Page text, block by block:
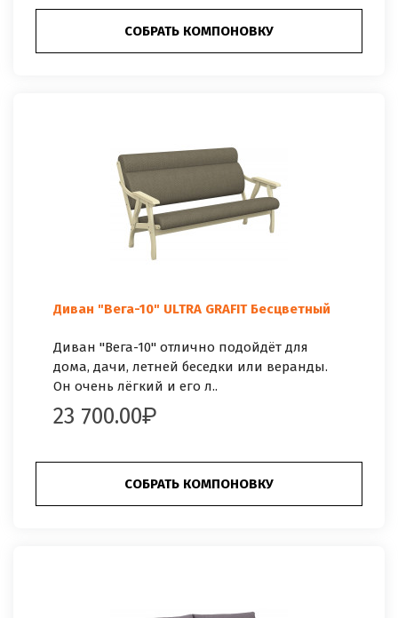
СОБРАТЬ КОМПОНОВКУ
Диван "Вега-10" ULTRA GRAFIT Бесцветный
Диван "Вега-10" отлично подойдёт для
дома, дачи, летней беседки или веранды.
Он очень лёгкий и его л..
23 700.00
СОБРАТЬ КОМПОНОВКУ